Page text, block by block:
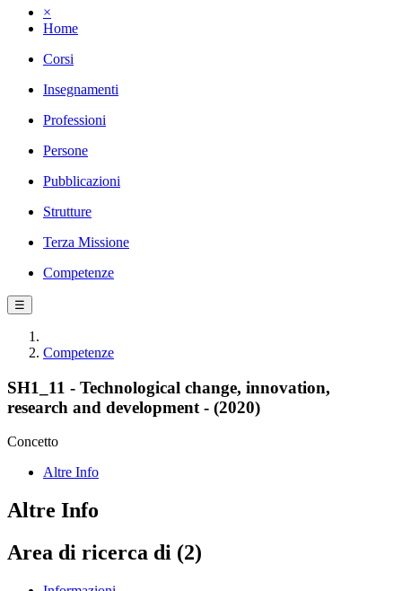
×
Home
Corsi
Insegnamenti
Professioni
Persone
Pubblicazioni
Strutture
Terza Missione
Competenze
☰
Competenze
SH1_11 - Technological change, innovation,
research and development - (2020)
Concetto
Altre Info
Altre Info
Area di ricerca di (2)